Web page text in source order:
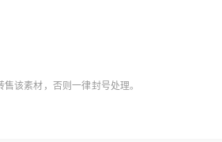
该素材，否则一律封号处理。